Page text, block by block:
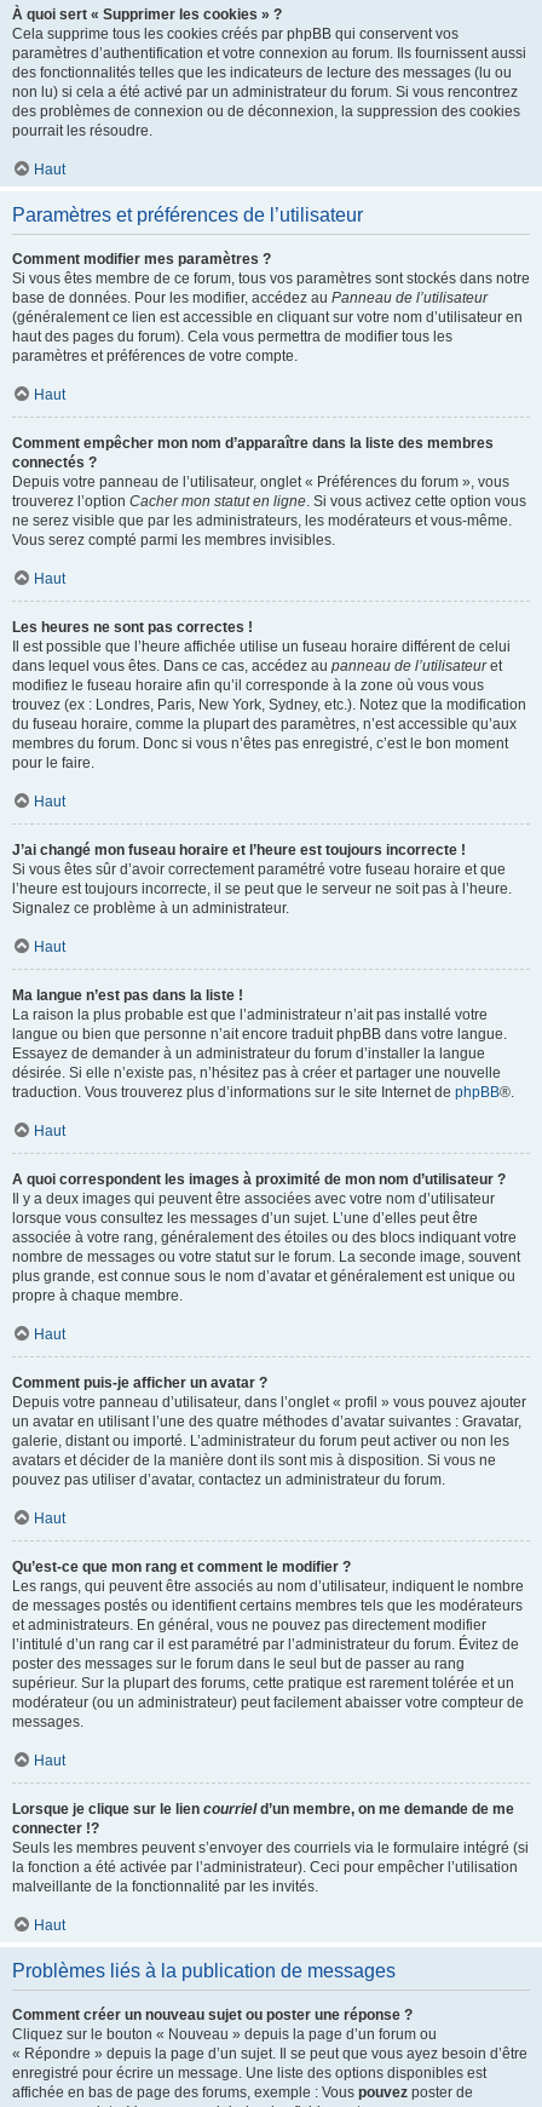
À quoi sert « Supprimer les cookies » ?
Cela supprime tous les cookies créés par phpBB qui conservent vos
paramètres d’authentification et votre connexion au forum. Ils fournissent aussi
des fonctionnalités telles que les indicateurs de lecture des messages (lu ou
non lu) si cela a été activé par un administrateur du forum. Si vous rencontrez
des problèmes de connexion ou de déconnexion, la suppression des cookies
pourrait les résoudre.
Haut
Paramètres et préférences de l’utilisateur
Comment modifier mes paramètres ?
Si vous êtes membre de ce forum, tous vos paramètres sont stockés dans notre
base de données. Pour les modifier, accédez au Panneau de l’utilisateur
(généralement ce lien est accessible en cliquant sur votre nom d’utilisateur en
haut des pages du forum). Cela vous permettra de modifier tous les
paramètres et préférences de votre compte.
Haut
Comment empêcher mon nom d’apparaître dans la liste des membres
connectés ?
Depuis votre panneau de l’utilisateur, onglet « Préférences du forum », vous
trouverez l’option Cacher mon statut en ligne. Si vous activez cette option vous
ne serez visible que par les administrateurs, les modérateurs et vous-même.
Vous serez compté parmi les membres invisibles.
Haut
Les heures ne sont pas correctes !
Il est possible que l’heure affichée utilise un fuseau horaire différent de celui
dans lequel vous êtes. Dans ce cas, accédez au panneau de l’utilisateuret
modifiez le fuseau horaire afin qu’il corresponde à la zone où vous vous
trouvez (ex : Londres, Paris, New York, Sydney, etc.). Notez que la modification
du fuseau horaire, comme la plupart des paramètres, n’est accessible qu’aux
membres du forum. Donc si vous n’êtes pas enregistré, c’est le bon moment
pour le faire.
Haut
J’ai changé mon fuseau horaire et l’heure est toujours incorrecte !
Si vous êtes sûr d’avoir correctement paramétré votre fuseau horaire et que
l’heure est toujours incorrecte, il se peut que le serveur ne soit pas à l’heure.
Signalez ce problème à un administrateur.
Haut
Ma langue n’est pas dans la liste !
La raison la plus probable est que l’administrateur n’ait pas installé votre
langue ou bien que personne n’ait encore traduit phpBB dans votre langue.
Essayez de demander à un administrateur du forum d’installer la langue
désirée. Si elle n’existe pas, n’hésitez pas à créer et partager une nouvelle
traduction. Vous trouverez plus d’informations sur le site Internet de phpBB®.
Haut
A quoi correspondent les images à proximité de mon nom d’utilisateur ?
Il y a deux images qui peuvent être associées avec votre nom d’utilisateur
lorsque vous consultez les messages d’un sujet. L’une d’elles peut être
associée à votre rang, généralement des étoiles ou des blocs indiquant votre
nombre de messages ou votre statut sur le forum. La seconde image, souvent
plus grande, est connue sous le nom d’avatar et généralement est unique ou
propre à chaque membre.
Haut
Comment puis-je afficher un avatar ?
Depuis votre panneau d’utilisateur, dans l’onglet « profil » vous pouvez ajouter
un avatar en utilisant l’une des quatre méthodes d’avatar suivantes : Gravatar,
galerie, distant ou importé. L’administrateur du forum peut activer ou non les
avatars et décider de la manière dont ils sont mis à disposition. Si vous ne
pouvez pas utiliser d’avatar, contactez un administrateur du forum.
Haut
Qu’est-ce que mon rang et comment le modifier ?
Les rangs, qui peuvent être associés au nom d’utilisateur, indiquent le nombre
de messages postés ou identifient certains membres tels que les modérateurs
et administrateurs. En général, vous ne pouvez pas directement modifier
l’intitulé d’un rang car il est paramétré par l’administrateur du forum. Évitez de
poster des messages sur le forum dans le seul but de passer au rang
supérieur. Sur la plupart des forums, cette pratique est rarement tolérée et un
modérateur (ou un administrateur) peut facilement abaisser votre compteur de
messages.
Haut
Lorsque je clique sur le lien courrield’un membre, on me demande de me
connecter !?
Seuls les membres peuvent s’envoyer des courriels via le formulaire intégré (si
la fonction a été activée par l’administrateur). Ceci pour empêcher l’utilisation
malveillante de la fonctionnalité par les invités.
Haut
Problèmes liés à la publication de messages
Comment créer un nouveau sujet ou poster une réponse ?
Cliquez sur le bouton « Nouveau » depuis la page d’un forum ou
« Répondre » depuis la page d’un sujet. Il se peut que vous ayez besoin d’être
enregistré pour écrire un message. Une liste des options disponibles est
affichée en bas de page des forums, exemple : Vous pouvez poster de